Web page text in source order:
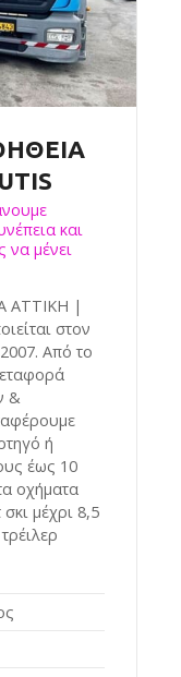
και
να μένει
ΑΤΤΙΚΗ |
στον
Από το
&
ή
έως 10
οχήματα
μέχρι 8,5